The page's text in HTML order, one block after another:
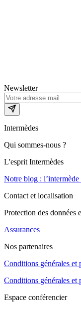
Newsletter
Intermèdes
Qui sommes-nous ?
L'esprit Intermèdes
Notre blog : l’intermède
Contact et localisation
Protection des données
Assurances
Nos partenaires
Conditions générales et
Conditions générales et
Espace conférencier